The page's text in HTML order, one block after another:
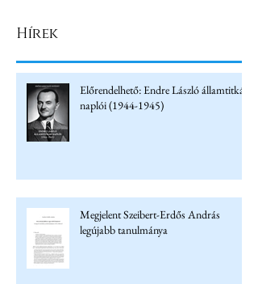
Hírek
Előrendelhető: Endre László államtitkár
naplói (1944-1945)
Megjelent Szeibert-Erdős András
legújabb tanulmánya